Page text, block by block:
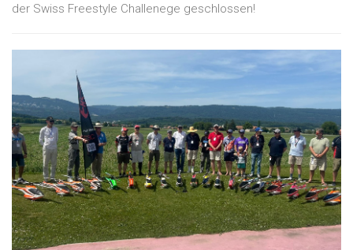
der Swiss Freestyle Challenege geschlossen!